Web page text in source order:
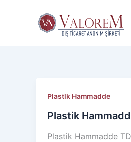
Plastik Hammadde
Plastik
Plastik Hammadde